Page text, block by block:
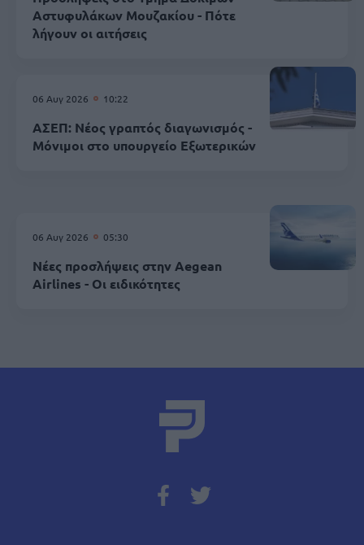
Αστυφυλάκων Mουζακίου - Πότε
λήγουν οι αιτήσεις
06 Αυγ 2026 10:22
ΑΣΕΠ: Νέος γραπτός διαγωνισμός -
Μόνιμοι στο υπουργείο Εξωτερικών
06 Αυγ 2026 05:30
Νέες προσλήψεις στην Aegean
Airlines - Οι ειδικότητες